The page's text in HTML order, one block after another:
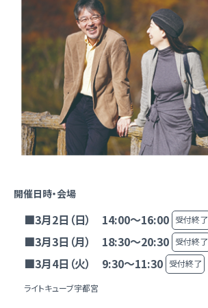
開催日時・会場
■3月2日（日） 14:00～16:00 受付終了
■3月3日（月） 18:30～20:30 受付終了
■3月4日（火） 9:30～11:30 受付終了
ライトキューブ宇都宮